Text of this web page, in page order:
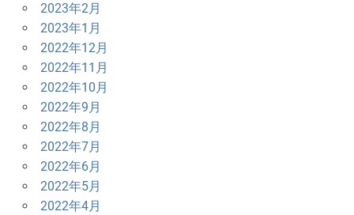
2023年2月
2023年1月
2022年12月
2022年11月
2022年10月
2022年9月
2022年8月
2022年7月
2022年6月
2022年5月
2022年4月